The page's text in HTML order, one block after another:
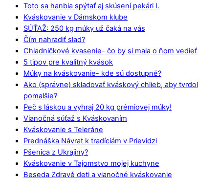
Toto sa hanbia spýtať aj skúsení pekári I.
Kváskovanie v Dámskom klube
SÚŤAŽ: 250 kg múky už čaká na vás
Čím nahradiť slad?
Chladničkové kvasenie- čo by si mala o ňom vedieť
5 tipov pre kvalitný kvások
Múky na kváskovanie- kde sú dostupné?
Ako (správne) skladovať kváskový chlieb, aby tvrdol
pomalšie?
Peč s láskou a vyhraj 20 kg prémiovej múky!
Vianočná súťaž s Kváskovaním
Kváskovanie s Teleráne
Prednáška Návrat k tradíciám v Prievidzi
Pšenica z Ukrajiny?
Kváskovanie v Tajomstvo mojej kuchyne
Beseda Zdravé deti a vianočné kváskovanie